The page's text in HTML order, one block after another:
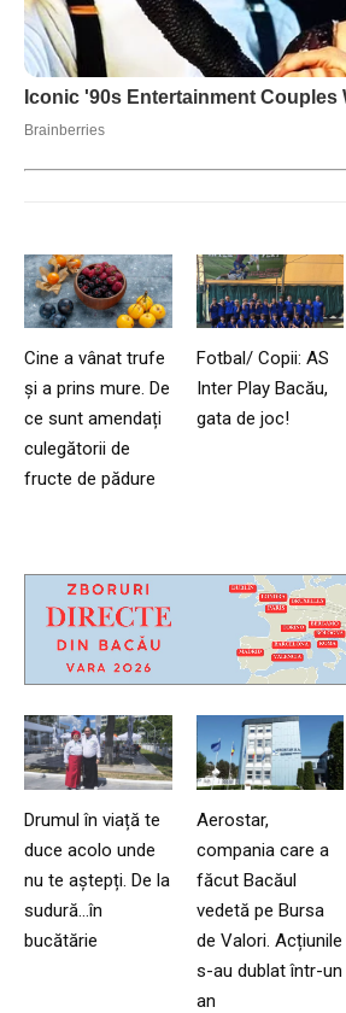
Cine a vânat trufe
și a prins mure. De
ce sunt amendați
culegătorii de
fructe de pădure
Fotbal/ Copii: AS
Inter Play Bacău,
gata de joc!
Drumul în viață te
duce acolo unde
nu te aștepți. De la
sudură…în
bucătărie
Aerostar,
compania care a
făcut Bacăul
vedetă pe Bursa
de Valori. Acțiunile
s-au dublat într-un
an